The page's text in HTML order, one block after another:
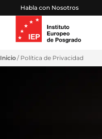
Habla con Nosotros
Inicio Política de Privacidad